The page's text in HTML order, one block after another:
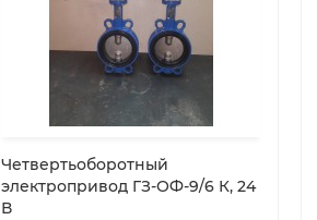
Четвертьоборотный
электропривод ГЗ-ОФ-9/6 К, 24
В